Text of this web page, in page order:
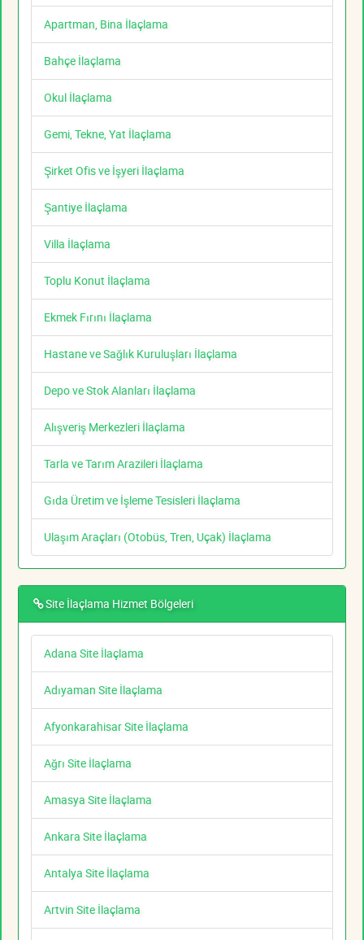
Apartman, Bina İlaçlama
Bahçe İlaçlama
Okul İlaçlama
Gemi, Tekne, Yat İlaçlama
Şirket Ofis ve İşyeri İlaçlama
Şantiye İlaçlama
Villa İlaçlama
Toplu Konut İlaçlama
Ekmek Fırını İlaçlama
Hastane ve Sağlık Kuruluşları İlaçlama
Depo ve Stok Alanları İlaçlama
Alışveriş Merkezleri İlaçlama
Tarla ve Tarım Arazileri İlaçlama
Gıda Üretim ve İşleme Tesisleri İlaçlama
Ulaşım Araçları (Otobüs, Tren, Uçak) İlaçlama
Site İlaçlama Hizmet Bölgeleri
Adana Site İlaçlama
Adıyaman Site İlaçlama
Afyonkarahisar Site İlaçlama
Ağrı Site İlaçlama
Amasya Site İlaçlama
Ankara Site İlaçlama
Antalya Site İlaçlama
Artvin Site İlaçlama